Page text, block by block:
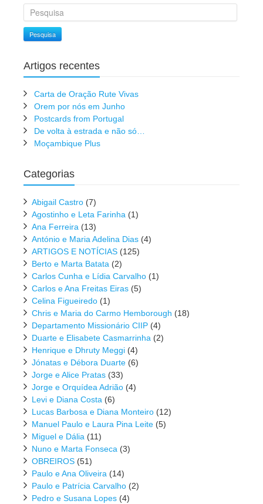
Pesquisa
Artigos recentes
Carta de Oração Rute Vivas
Orem por nós em Junho
Postcards from Portugal
De volta à estrada e não só…
Moçambique Plus
Categorias
Abigail Castro (7)
Agostinho e Leta Farinha (1)
Ana Ferreira (13)
António e Maria Adelina Dias (4)
ARTIGOS E NOTÍCIAS (125)
Berto e Marta Batata (2)
Carlos Cunha e Lídia Carvalho (1)
Carlos e Ana Freitas Eiras (5)
Celina Figueiredo (1)
Chris e Maria do Carmo Hemborough (18)
Departamento Missionário CIIP (4)
Duarte e Elisabete Casmarrinha (2)
Henrique e Dhruty Meggi (4)
Jónatas e Débora Duarte (6)
Jorge e Alice Pratas (33)
Jorge e Orquídea Adrião (4)
Levi e Diana Costa (6)
Lucas Barbosa e Diana Monteiro (12)
Manuel Paulo e Laura Pina Leite (5)
Miguel e Dália (11)
Nuno e Marta Fonseca (3)
OBREIROS (51)
Paulo e Ana Oliveira (14)
Paulo e Patrícia Carvalho (2)
Pedro e Susana Lopes (4)